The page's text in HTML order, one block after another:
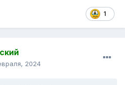
1
2024